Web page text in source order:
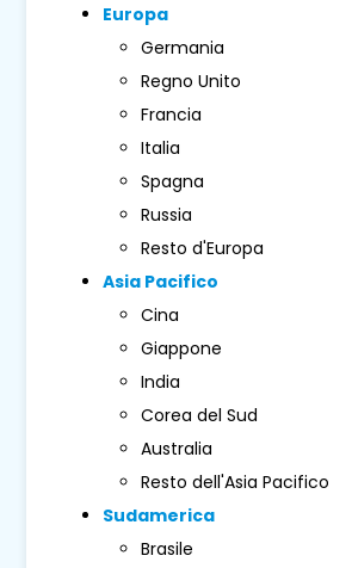
Europa
Germania
Regno Unito
Francia
Italia
Spagna
Russia
Resto d'Europa
Asia Pacifico
Cina
Giappone
India
Corea del Sud
Australia
Resto dell'Asia Pacifico
Sudamerica
Brasile